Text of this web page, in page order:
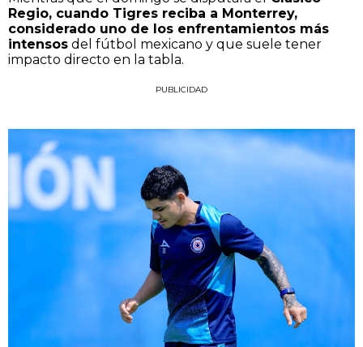
Regio, cuando Tigres reciba a Monterrey,
considerado uno de los enfrentamientos más
intensos del fútbol mexicano y que suele tener
impacto directo en la tabla.
PUBLICIDAD